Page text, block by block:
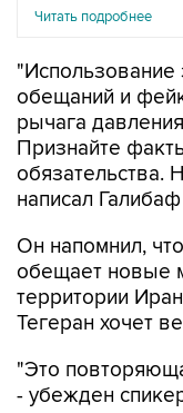
Читать подробнее
"Использование
обещаний и
рычага
Признайте
обязательства.
написал
Он напомнил,
обещает новые
территории
Тегеран хочет
"Это
- убежден